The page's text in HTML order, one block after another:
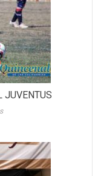
JUVENTUS